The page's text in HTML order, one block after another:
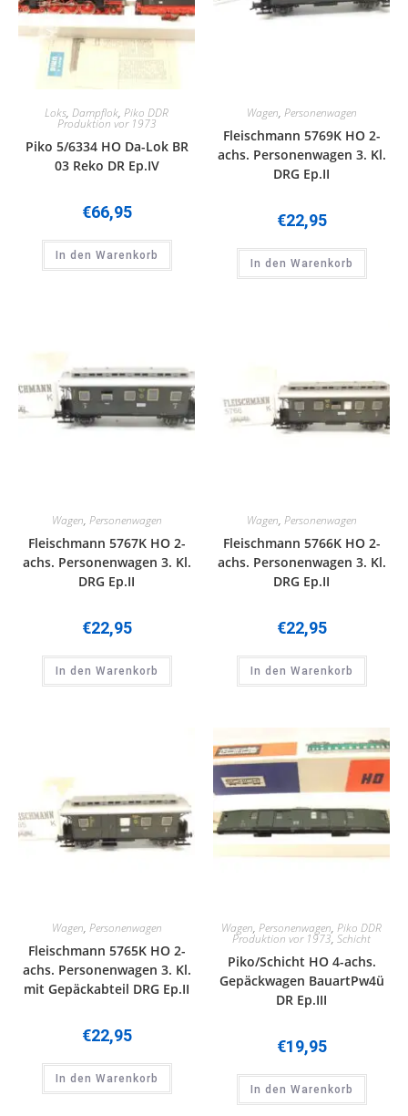
Loks, Dampflok, Piko DDR
Produktion vor 1973
Piko 5/6334 HO Da-Lok BR
03 Reko DR Ep.IV
€66,95
In den Warenkorb
Wagen, Personenwagen
Fleischmann 5769K HO 2-
achs. Personenwagen 3. Kl.
DRG Ep.II
€22,95
In den Warenkorb
Wagen, Personenwagen
Fleischmann 5767K HO 2-
achs. Personenwagen 3. Kl.
DRG Ep.II
€22,95
In den Warenkorb
Wagen, Personenwagen
Fleischmann 5766K HO 2-
achs. Personenwagen 3. Kl.
DRG Ep.II
€22,95
In den Warenkorb
Wagen, Personenwagen
Fleischmann 5765K HO 2-
achs. Personenwagen 3. Kl.
mit Gepäckabteil DRG Ep.II
€22,95
In den Warenkorb
Wagen, Personenwagen, Piko DDR
Produktion vor 1973, Schicht
Piko/Schicht HO 4-achs.
Gepäckwagen BauartPw4ü
DR Ep.III
€19,95
In den Warenkorb